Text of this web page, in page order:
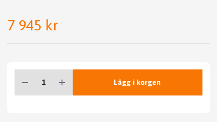
7 945 kr
Lägg i korgen